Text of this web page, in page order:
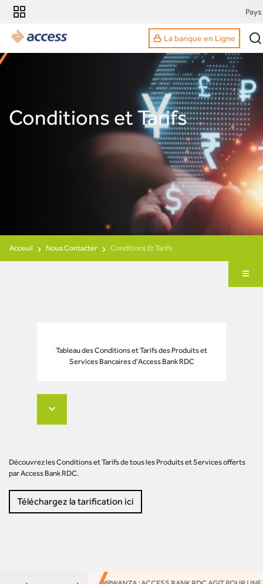
Pays
La banque en Ligne
Conditions et Tarifs
Acceuil Nous Contacter Conditions Et Tarifs
Tableau des Conditions et Tarifs des Produits et
Services Bancaires d'Access Bank RDC
Découvrez les Conditions et Tarifs de tous les Produits et Services offerts
par Access Bank RDC.
Téléchargez la tarification ici